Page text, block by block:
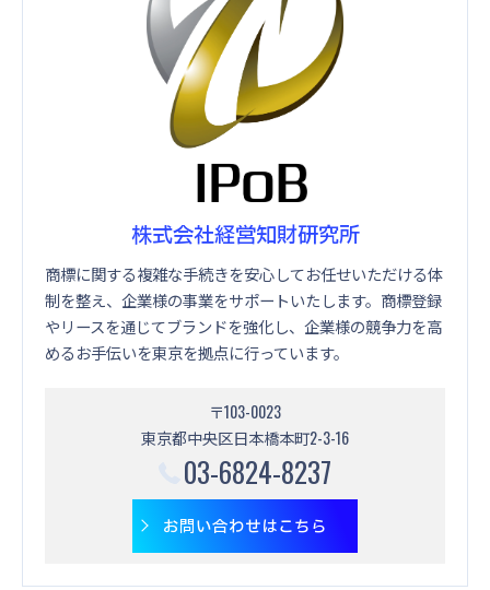
株式会社経営知財研究所
商標に関する複雑な手続きを安心してお任せいただける体
制を整え、企業様の事業をサポートいたします。商標登録
やリースを通じてブランドを強化し、企業様の競争力を高
めるお手伝いを東京を拠点に行っています。
〒103-0023
東京都中央区日本橋本町2-3-16
03-6824-8237
お問い合わせはこちら